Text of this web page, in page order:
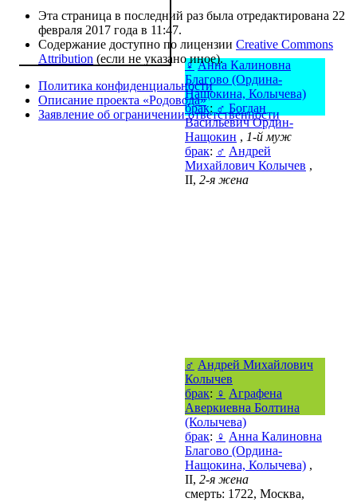
♀ Анна Калиновна
Благово (Ордина-
Нащокина, Колычева)
брак: ♂ Богдан
Васильевич Ордин-
Нащокин , 1-й муж
брак: ♂ Андрей
Михайлович Колычев ,
ІІ, 2-я жена
♂ Андрей Михайлович
Колычев
брак: ♀ Аграфена
Аверкиевна Болтина
(Колычева)
брак: ♀ Анна Калиновна
Благово (Ордина-
Нащокина, Колычева) ,
ІІ, 2-я жена
смерть: 1722, Москва,
Эта страница в последний раз была отредактирована 22
февраля 2017 года в 11:47.
Содержание доступно по лицензии Creative Commons
Attribution (если не указано иное).
Политика конфиденциальности
Описание проекта «Родовода»
Заявление об ограничении ответственности